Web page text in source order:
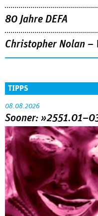
80 Jahre DEFA
Christopher Nolan –
TIPPS
08.08.2026
Sooner: